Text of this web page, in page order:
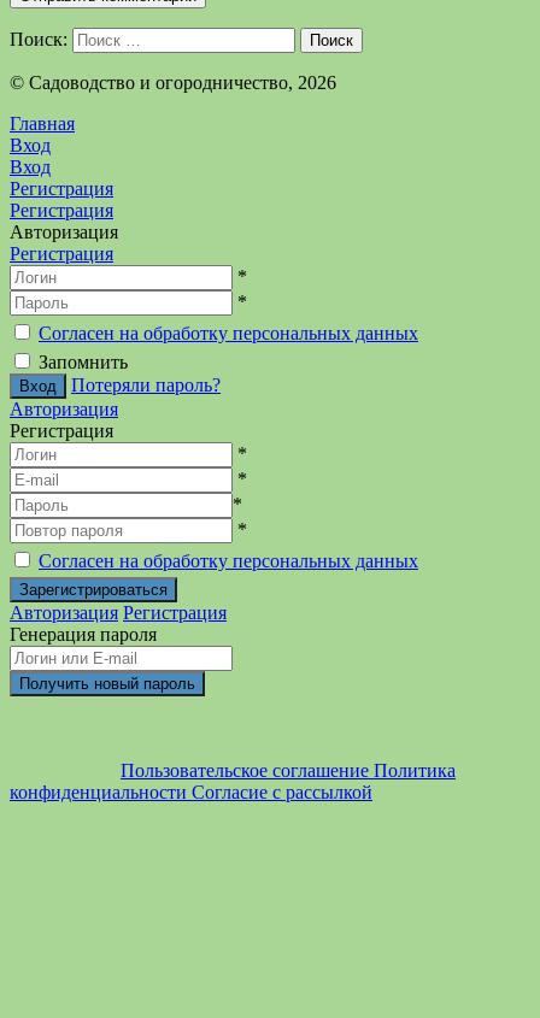
Поиск: Поиск
©️ Садоводство и огородничество, 2026
Главная
Вход
Вход
Регистрация
Регистрация
Авторизация
Регистрация
*
*
Согласен на обработку персональных данных
Запомнить
Потеряли пароль?
Авторизация
Регистрация
*
*
*
*
Согласен на обработку персональных данных
Авторизация Регистрация
Генерация пароля
Пользовательское соглашение Политика
конфиденциальности Согласие с рассылкой